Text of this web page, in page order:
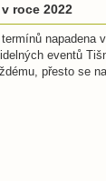
roce 2022
napadena
eventů
přesto se